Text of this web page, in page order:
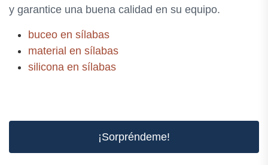
y garantice una buena calidad en su equipo.
buceo en sílabas
material en sílabas
silicona en sílabas
¡Sorpréndeme!